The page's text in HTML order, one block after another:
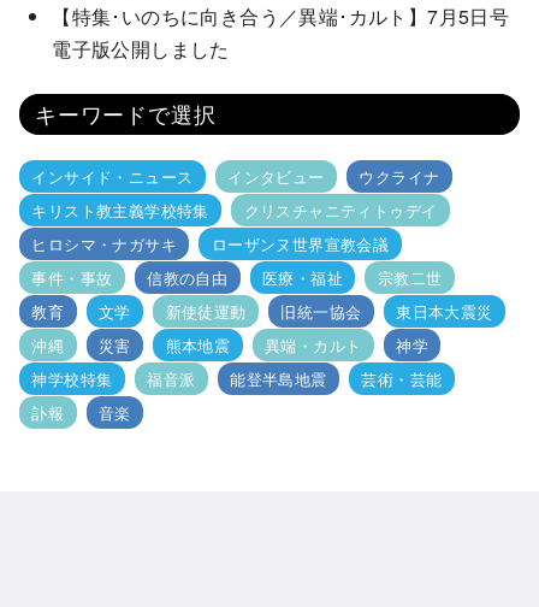
【特集･いのちに向き合う／異端･カルト】7月5日号
電子版公開しました
キーワードで選択
インサイド・ニュース インタビュー
ウクライナ
キリスト教主義学校特集
クリスチャニティトゥデイ
ヒロシマ・ナガサキ
ローザンヌ世界宣教会議
事件・事故
信教の自由 医療・福祉
宗教二世
教育
文学 新使徒運動 旧統一協会
東日本大震災
沖縄
災害 熊本地震 異端・カルト
神学
神学校特集
福音派 能登半島地震
芸術・芸能
訃報
音楽